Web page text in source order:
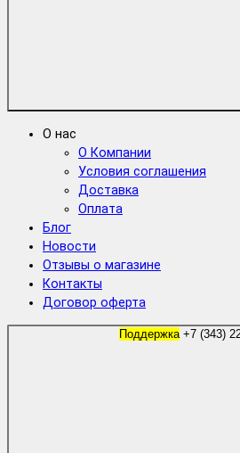
О нас
О Компании
Условия соглашения
Доставка
Оплата
Блог
Новости
Отзывы о магазине
Контакты
Договор оферта
Поддержка